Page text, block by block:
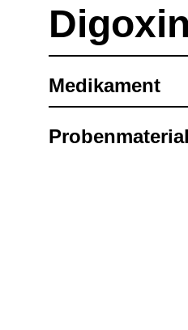
Digoxin
Medi­ka­ment
Pro­ben­ma­te­rial